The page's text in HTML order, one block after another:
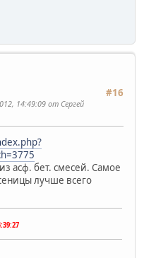
#16
14:49:09 от Сергей
асф. бет. смесей. Самое
лучше всего